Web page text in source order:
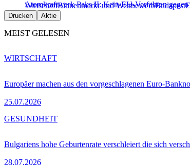
Atomkraftwerk Paks II: Kein EU-Verfahren gegen
WirtschaftBinnenmarkt und WettbewerbBudapest
Drucken Aktie
MEIST GELESEN
Europäer machen aus den vorgeschlagenen Euro-
25.07.2026
WIRTSCHAFT
Bulgariens hohe Geburtenrate verschleiert die sich
28.07.2026
GESUNDHEIT